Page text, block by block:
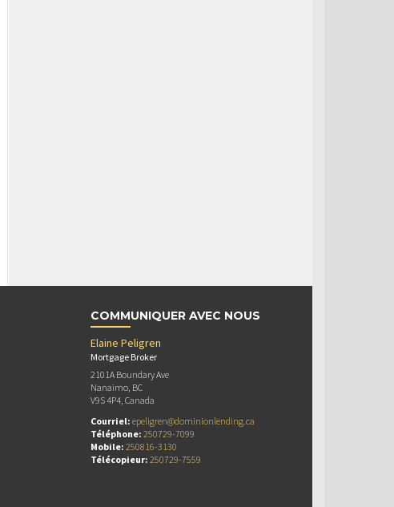
COMMUNIQUER AVEC NOUS
Elaine Peligren
Mortgage Broker
2101A Boundary Ave
Nanaimo, BC
V9S 4P4, Canada
Courriel: epeligren@dominionlending.ca
Téléphone: 250729-7099
Mobile: 250816-3130
Télécopieur: 250729-7559